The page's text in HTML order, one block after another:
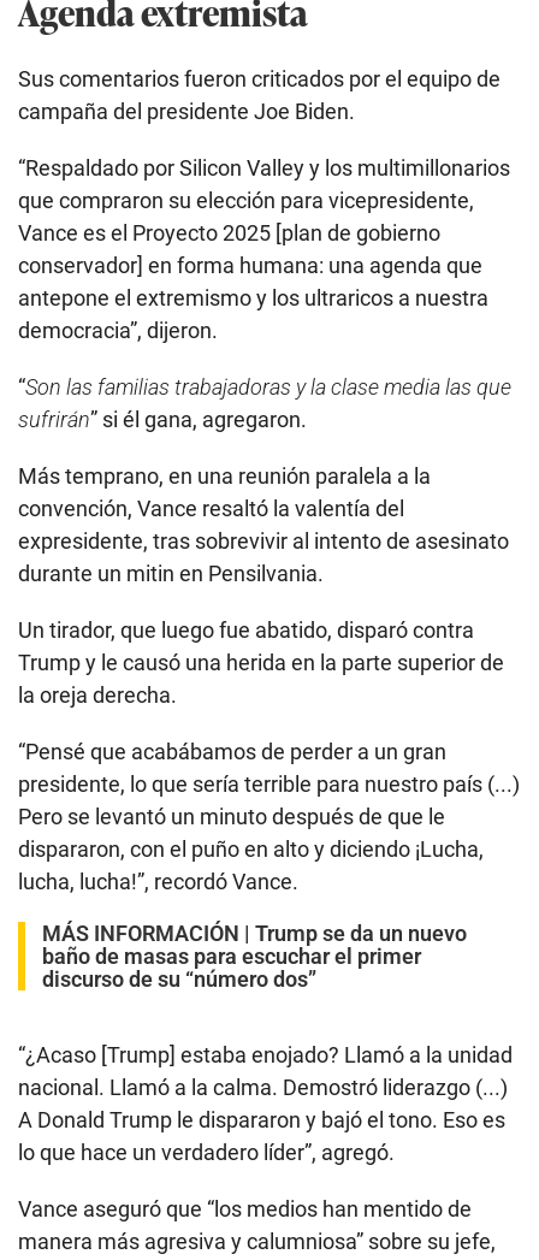
Agenda extremista
Sus comentarios fueron criticados por el equipo de
campaña del presidente Joe Biden.
“Respaldado por Silicon Valley y los multimillonarios
que compraron su elección para vicepresidente,
Vance es el Proyecto 2025 [plan de gobierno
conservador] en forma humana: una agenda que
antepone el extremismo y los ultraricos a nuestra
democracia”, dijeron.
“Son las familias trabajadoras y la clase media las que
sufrirán” si él gana, agregaron.
Más temprano, en una reunión paralela a la
convención, Vance resaltó la valentía del
expresidente, tras sobrevivir al intento de asesinato
durante un mitin en Pensilvania.
Un tirador, que luego fue abatido, disparó contra
Trump y le causó una herida en la parte superior de
la oreja derecha.
“Pensé que acabábamos de perder a un gran
presidente, lo que sería terrible para nuestro país (...)
Pero se levantó un minuto después de que le
dispararon, con el puño en alto y diciendo ¡Lucha,
lucha, lucha!”, recordó Vance.
MÁS INFORMACIÓN | Trump se da un nuevo
baño de masas para escuchar el primer
discurso de su “número dos”
“¿Acaso [Trump] estaba enojado? Llamó a la unidad
nacional. Llamó a la calma. Demostró liderazgo (...)
A Donald Trump le dispararon y bajó el tono. Eso es
lo que hace un verdadero líder”, agregó.
Vance aseguró que “los medios han mentido de
manera más agresiva y calumniosa” sobre su jefe,